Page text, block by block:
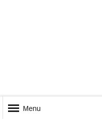
Menu